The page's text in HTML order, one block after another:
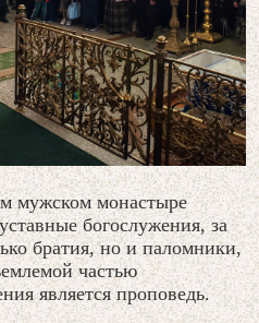
мужском монастыре
богослужения, за
братия, но и паломники,
частью
является проповедь.